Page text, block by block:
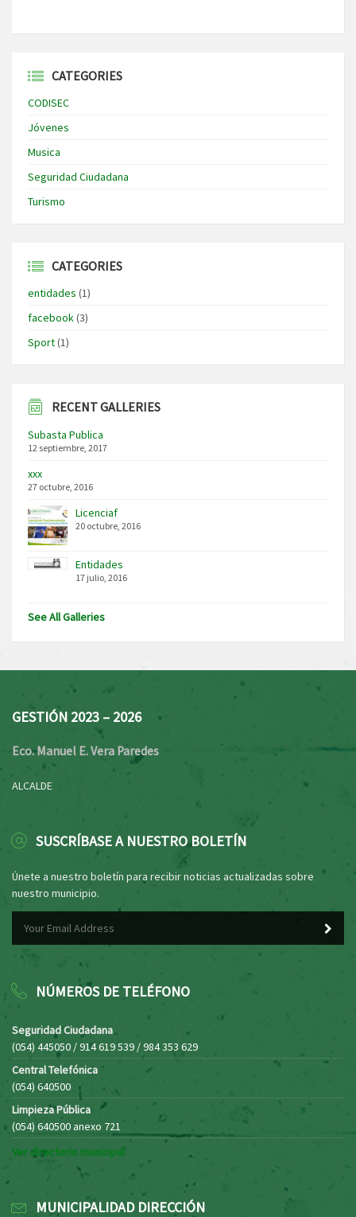
CATEGORIES
CODISEC
Jóvenes
Musica
Seguridad Ciudadana
Turismo
CATEGORIES
entidades (1)
facebook(3)
Sport(1)
RECENT GALLERIES
Subasta Publica
12 septiembre, 2017
xxx
27 octubre, 2016
Licenciaf
20 octubre, 2016
Entidades
17 julio, 2016
See All Galleries
GESTIÓN 2023 – 2026
Eco. Manuel E. Vera Paredes
ALCALDE
SUSCRÍBASE A NUESTRO BOLETÍN
Únete a nuestro boletín para recibir noticias actualizadas sobre
nuestro municipio.
NÚMEROS DE TELÉFONO
Seguridad Ciudadana
(054) 445050 / 914 619 539 / 984 353 629
Central Telefónica
(054) 640500
Limpieza Pública
(054) 640500 anexo 721
Ver directorio municipal
MUNICIPALIDAD DIRECCIÓN